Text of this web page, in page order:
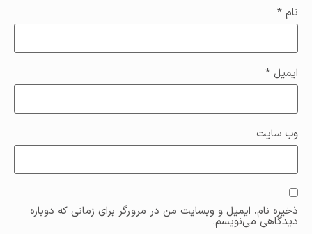
نام *
ایمیل *
وب‌ سایت
ذخیره نام، ایمیل و وبسایت من در مرورگر برای زمانی که دوباره
دیدگاهی می‌نویسم.